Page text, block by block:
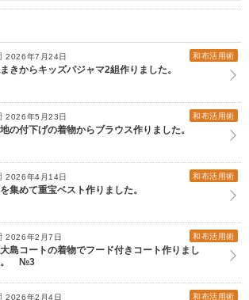
2026年7月24日 和布活用術
きからキッズパジャマ2組作りました。
2026年5月23日 和布活用術
の付下げの着物からブラウス作りました。
2026年4月14日 和布活用術
集めて重宝ベスト作りました。
2026年2月7日 和布活用術
島コートの着物でフード付きコート作りまし
。 №3
2026年2月4日 和布活用術